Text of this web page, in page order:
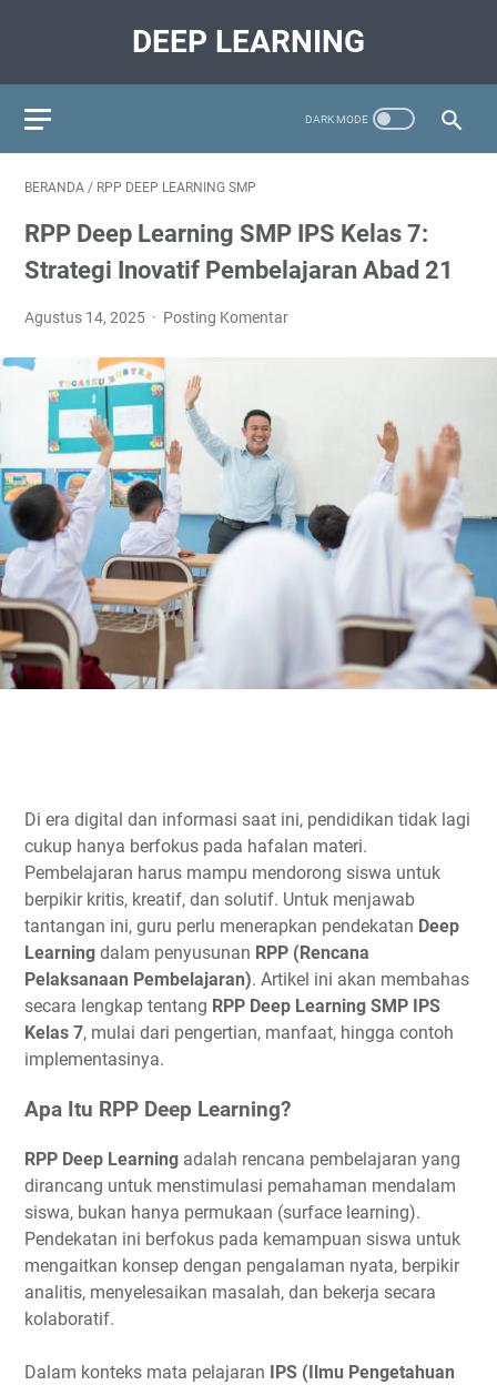
DEEP LEARNING
BERANDA / RPP DEEP LEARNING SMP
RPP Deep Learning SMP IPS Kelas 7:
Strategi Inovatif Pembelajaran Abad 21
Agustus 14, 2025 Posting Komentar
Di era digital dan informasi saat ini, pendidikan tidak lagi
cukup hanya berfokus pada hafalan materi.
Pembelajaran harus mampu mendorong siswa untuk
berpikir kritis, kreatif, dan solutif. Untuk menjawab
tantangan ini, guru perlu menerapkan pendekatan Deep
Learning dalam penyusunan RPP (Rencana
Pelaksanaan Pembelajaran). Artikel ini akan membahas
secara lengkap tentang RPP Deep Learning SMP IPS
Kelas 7, mulai dari pengertian, manfaat, hingga contoh
implementasinya.
Apa Itu RPP Deep Learning?
RPP Deep Learning adalah rencana pembelajaran yang
dirancang untuk menstimulasi pemahaman mendalam
siswa, bukan hanya permukaan (surface learning).
Pendekatan ini berfokus pada kemampuan siswa untuk
mengaitkan konsep dengan pengalaman nyata, berpikir
analitis, menyelesaikan masalah, dan bekerja secara
kolaboratif.
Dalam konteks mata pelajaran IPS (Ilmu Pengetahuan